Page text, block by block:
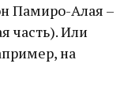
Памиро-Алая –
часть). Или
на